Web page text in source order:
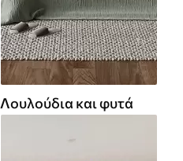
Λουλούδια και φυτά